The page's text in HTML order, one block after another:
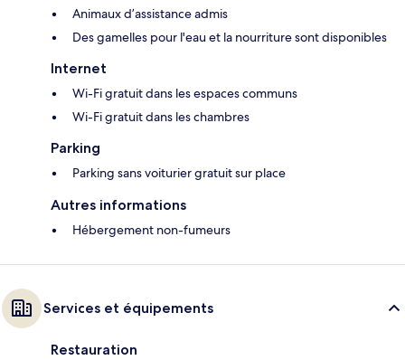
Animaux d’assistance admis
Des gamelles pour l'eau et la nourriture sont disponibles
Internet
Wi-Fi gratuit dans les espaces communs
Wi-Fi gratuit dans les chambres
Parking
Parking sans voiturier gratuit sur place
Autres informations
Hébergement non-fumeurs
Services et équipements
Restauration